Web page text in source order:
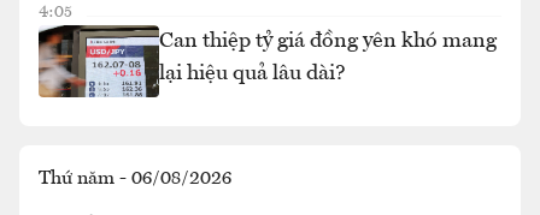
4:05
Can thiệp tỷ giá đồng yên khó mang
lại hiệu quả lâu dài?
Thứ năm - 06/08/2026